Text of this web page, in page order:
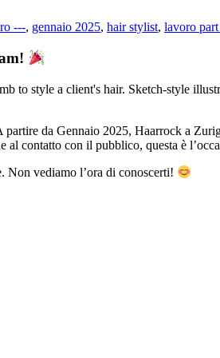
---, gennaio 2025, hair stylist, lavoro
partire da Gennaio 2025, Haarrock a
contatto con il pubblico, questa è
Non vediamo l’ora di conoscerti!